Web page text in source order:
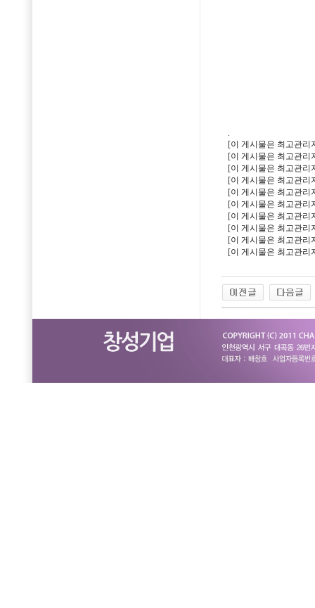
.
[이 게시물은 최고관리
[이 게시물은 최고관리
[이 게시물은 최고관리
[이 게시물은 최고관리
[이 게시물은 최고관리
[이 게시물은 최고관리
[이 게시물은 최고관리
[이 게시물은 최고관리
[이 게시물은 최고관리
[이 게시물은 최고관리